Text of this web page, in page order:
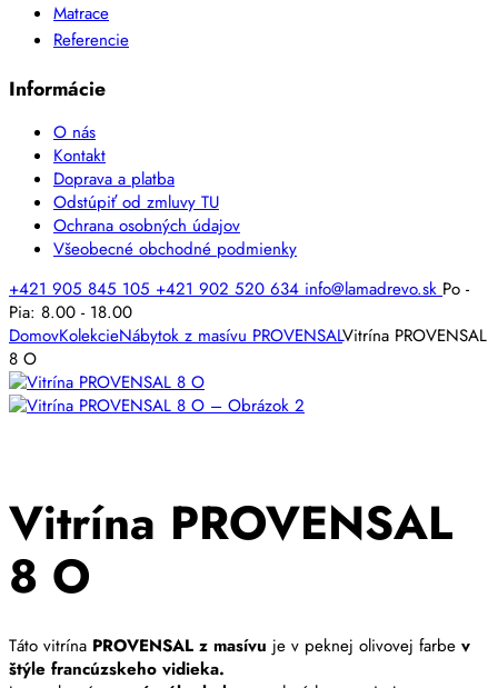
Matrace
Referencie
Informácie
O nás
Kontakt
Doprava a platba
Odstúpiť od zmluvy TU
Ochrana osobných údajov
Všeobecné obchodné podmienky
+421 905 845 105+421 902 520 634info@lamadrevo.skPo -
Pia: 8.00 - 18.00
DomovKolekcieNábytok z masívu PROVENSALVitrína PROVENSAL
8 O
Vitrína PROVENSAL
8 O
Táto vitrína PROVENSAL z masívu je v peknej olivovej farbe v
štýle francúzskeho vidieka.